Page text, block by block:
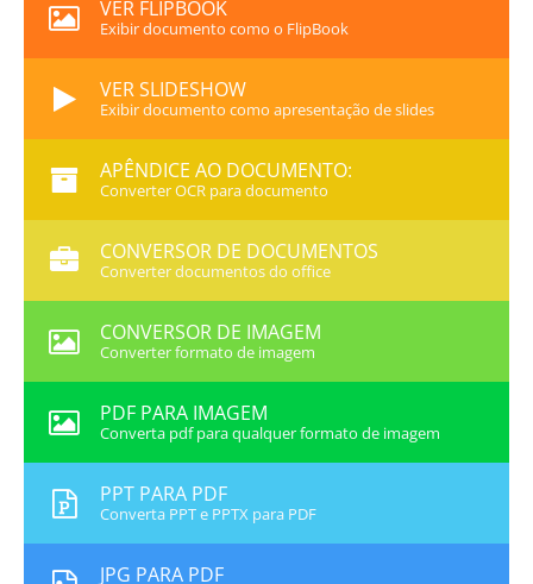
VER FLIPBOOK
Exibir documento como o FlipBook
VER SLIDESHOW
Exibir documento como apresentação de slides
APÊNDICE AO DOCUMENTO:
Converter OCR para documento
CONVERSOR DE DOCUMENTOS
Converter documentos do office
CONVERSOR DE IMAGEM
Converter formato de imagem
PDF PARA IMAGEM
Converta pdf para qualquer formato de imagem
PPT PARA PDF
Converta PPT e PPTX para PDF
JPG PARA PDF